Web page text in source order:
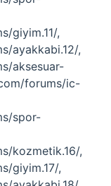
giyim.11/,
ayakkabi.12/,
aksesuar-
forums/ic-
spor-
kozmetik.16/,
giyim.17/,